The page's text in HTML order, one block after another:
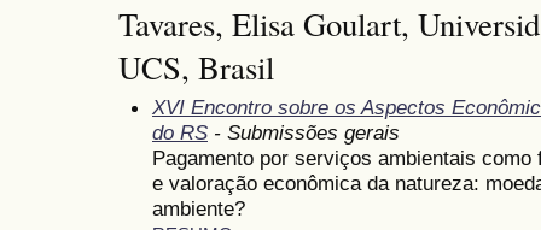
Tavares, Elisa Goulart,
UCS, Brasil
XVI Encontro sobre os Aspectos
do RS - Submissões gerais
Pagamento por serviços ambientais
e valoração econômica da natureza:
ambiente?